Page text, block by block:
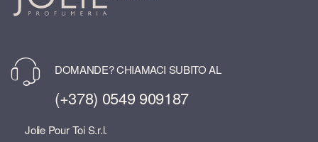
DOMANDE? CHIAMACI SUBITO AL
(+378) 0549 909187
Jolie Pour Toi S.r.l.